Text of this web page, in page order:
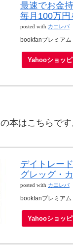
最速でお金
毎月100万
posted with カエレバ
bookfanプレミア
Yahooショッ
本はこちらで
デイトレー
グレッグ・
posted with カエレバ
bookfanプレミア
Yahooショッ